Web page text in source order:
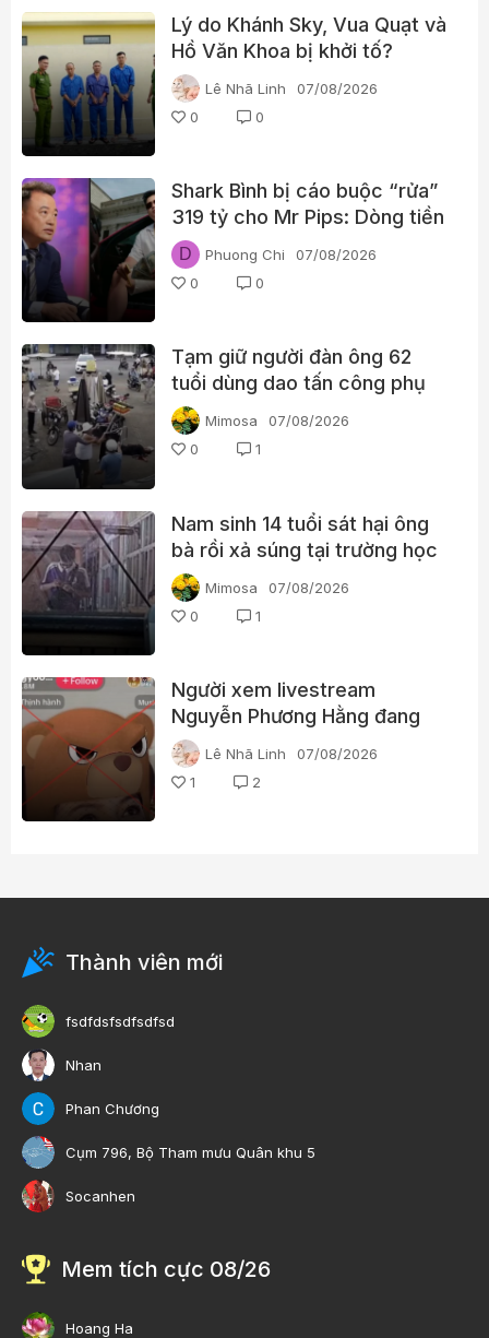
Lý do Khánh Sky, Vua Quạt và
Hồ Văn Khoa bị khởi tố?
Lê Nhã Linh
07/08/2026
0
0
Shark Bình bị cáo buộc “rửa”
319 tỷ cho Mr Pips: Dòng tiền
đã đi qua Ngân Lượng như thế
nào?
D Phuong Chi
07/08/2026
0
0
Tạm giữ người đàn ông 62
tuổi dùng dao tấn công phụ
nữ giữa chợ
Mimosa
07/08/2026
0
1
Nam sinh 14 tuổi sát hại ông
bà rồi xả súng tại trường học
Thái Lan
Mimosa
07/08/2026
0
1
Người xem livestream
Nguyễn Phương Hằng đang
tìm kiếm điều gì?
Lê Nhã Linh
07/08/2026
1
2
Thành viên mới
fsdfdsfsdfsdfsd
Nhan
Phan Chương
Cụm 796, Bộ Tham mưu Quân khu 5
Socanhen
Mem tích cực 08/26
Hoang Ha